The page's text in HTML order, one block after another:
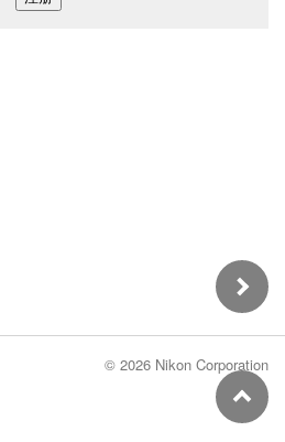
© 2026 Nikon Corporation